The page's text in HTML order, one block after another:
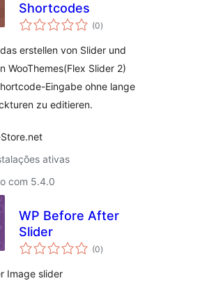
Shortcodes
(0avaliações
totais
)
erstellen von Slider und
WooThemes(Flex Slider 2)
Eingabe ohne lange
zu editieren.
ativas
com 5.4.0
WP Before After
Slider
(0avaliações
totais
)
Image slider